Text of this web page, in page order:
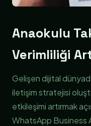
Anaokulu
Verimliliği
Gelişen dijital
iletişim stratejisi
etkileşimi artırmak
WhatsApp Business